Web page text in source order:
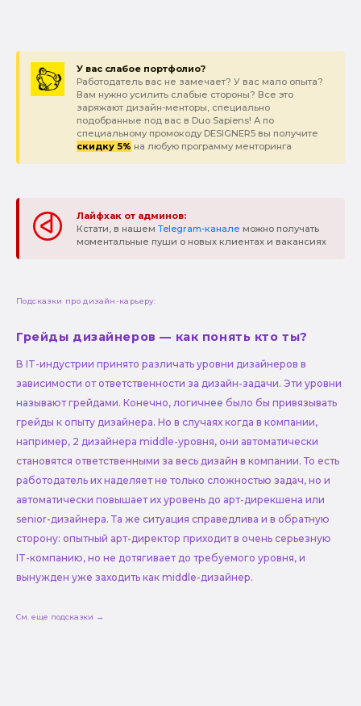
У вас слабое портфолио?
Работодатель вас не замечает? У вас мало опыта?
Вам нужно усилить слабые стороны? Все это
заряжают дизайн-менторы, специально
подобранные под вас в Duo Sapiens! А по
специальному промокоду DESIGNER5 вы получите
скидку 5% на любую программу менторинга
Лайфхак от админов:
Кстати, в нашем Telegram-канале можно получать
моментальные пуши о новых клиентах и вакансиях
Подсказки про дизайн-карьеру:
Грейды дизайнеров — как понять кто ты?
В IT-индустрии принято различать уровни дизайнеров в
зависимости от ответственности за дизайн-задачи. Эти уровни
называют грейдами. Конечно, логичнее было бы привязывать
грейды к опыту дизайнера. Но в случаях когда в компании,
например, 2 дизайнера middle-уровня, они автоматически
становятся ответственными за весь дизайн в компании. То есть
работодатель их наделяет не только сложностью задач, но и
автоматически повышает их уровень до арт-дирекшена или
senior-дизайнера. Та же ситуация справедлива и в обратную
сторону: опытный арт-директор приходит в очень серьезную
IT-компанию, но не дотягивает до требуемого уровня, и
вынужден уже заходить как middle-дизайнер.
См. еще подсказки →